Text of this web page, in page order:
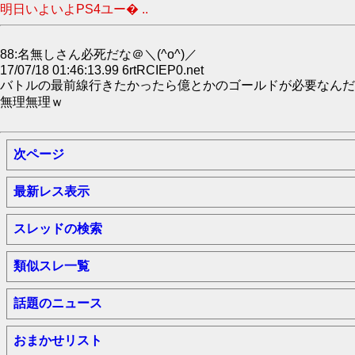
明日いよいよPS4ユー� ..
88:名無しさん必死だな＠＼(^o^)／
17/07/18 01:46:13.99 6rtRCIEP0.net
バトルの最前線行きたかったら億とかのゴールドが必要なん
無理無理ｗ
次ページ
最新レス表示
スレッドの検索
類似スレ一覧
話題のニュース
おまかせリスト